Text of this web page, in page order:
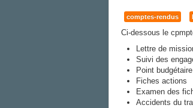
comptes-rendus
Ci-dessous le
Lettre de
Suivi des
Point budgétaire
Fiches actions
Examen des
Accidents du